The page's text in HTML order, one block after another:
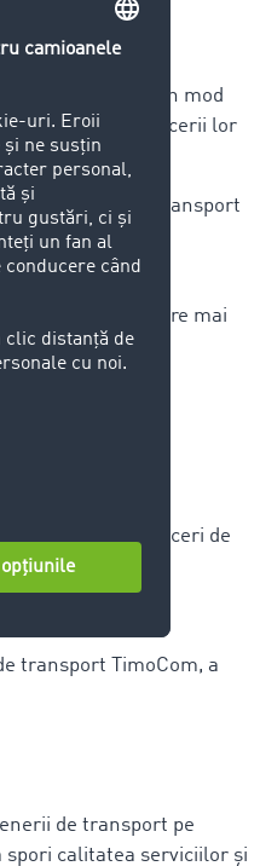
a răspunde în mod
eficientă a afacerii lor
aplicaţie „TC Transport
de transport către mai
- fără
de transport.
numeroase afaceri de
transport TimoCom, a
de transport pe
calitatea serviciilor și